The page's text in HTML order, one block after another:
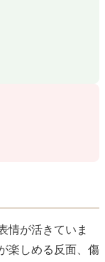
情が活きていま
楽しめる反面、傷